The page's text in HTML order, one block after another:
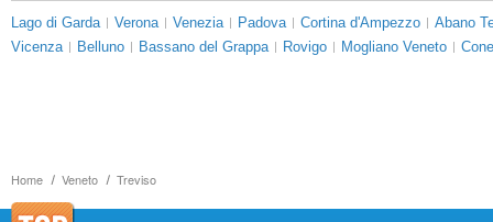
Home Veneto Treviso
Lago di Garda Verona Venezia Padova Cortina d'Ampezzo
Abano
Vicenza
Belluno Bassano del Grappa Rovigo Mogliano Veneto